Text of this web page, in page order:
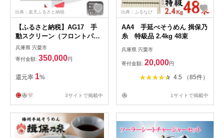
出典：楽天ふるさと納税
【ふるさと納税】AG17 手
動スクリーン（フロントパネ
ルタイプ）【 スクリーン 大
型 大画面 102インチ 】
兵庫県 宍粟市
寄付金額: 350,000円
還元率 1%
3サイトで掲載中
出典：ふるなび
AA4 手延べそうめん 揖保乃
糸 特級品 2.4kg 48束
兵庫県 宍粟市
寄付金額: 20,000円
4.5 （85件）
1サイトで掲載中